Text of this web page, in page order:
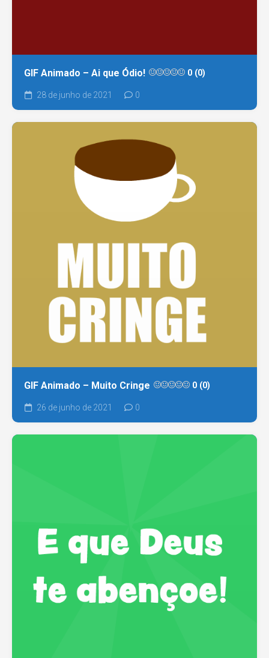
GIF Animado – Ai que Ódio! 0 (0)
28 de junho de 2021 0
GIF Animado – Muito Cringe 0 (0)
26 de junho de 2021 0